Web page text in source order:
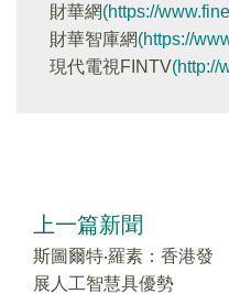
財華網(https://
財華智庫網(https://
現代電視FINTV(http://
上一篇新聞
斯圖爾特‧羅素：香港發
展人工智慧具優勢